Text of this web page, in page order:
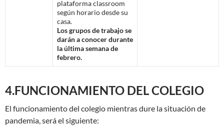
plataforma classroom
según horario desde su
casa.
Los grupos de trabajo se
darán a conocer durante
la última semana de
febrero.
4.FUNCIONAMIENTO DEL COLEGIO
El funcionamiento del colegio mientras dure la situación de
pandemia, será el siguiente: